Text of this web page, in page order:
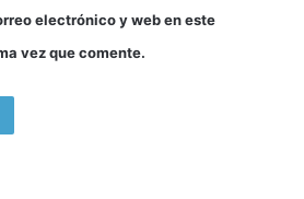
electrónico y web en este
vez que comente.